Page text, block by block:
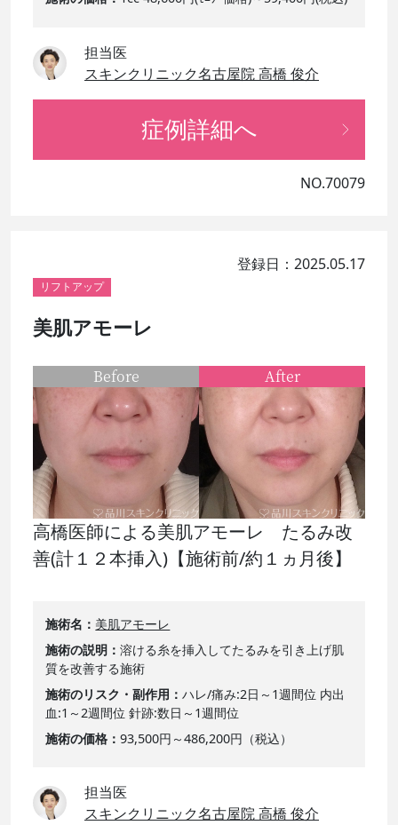
担当医
スキンクリニック名古屋院 高橋 俊介
症例詳細へ
NO.70079
登録日：2025.05.17
リフトアップ
美肌アモーレ
高橋医師による美肌アモーレ たるみ改
善(計１２本挿入)【施術前/約１ヵ月後】
施術名
美肌アモーレ
施術の説明
溶ける糸を挿入してたるみを引き上げ肌
質を改善する施術
施術のリスク・副作用
ハレ/痛み:2日～1週間位 内出
血:1～2週間位 針跡:数日～1週間位
施術の価格
93,500円～486,200円（税込）
担当医
スキンクリニック名古屋院 高橋 俊介
Before After